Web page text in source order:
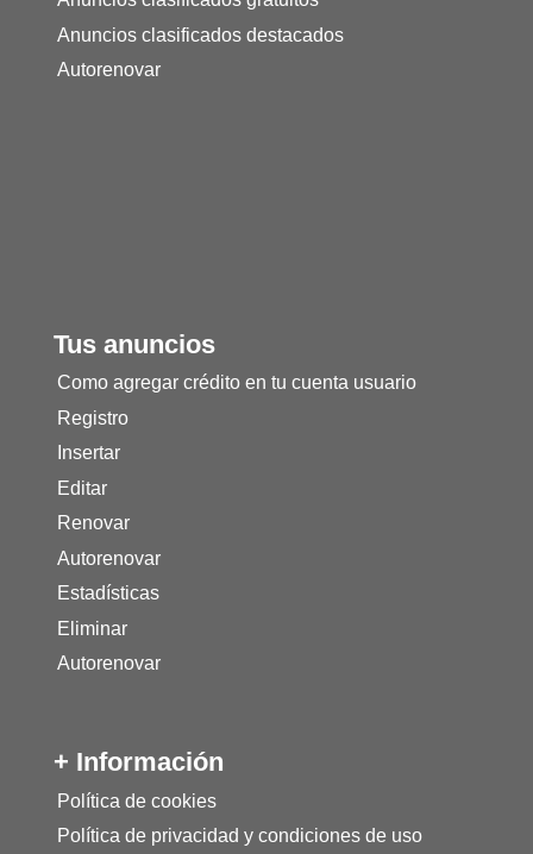
Anuncios clasificados destacados
Autorenovar
Tus anuncios
Como agregar crédito en tu cuenta usuario
Registro
Insertar
Editar
Renovar
Autorenovar
Estadísticas
Eliminar
Autorenovar
+ Información
Política de cookies
Política de privacidad y condiciones de uso